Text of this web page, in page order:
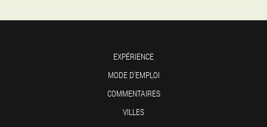
EXPÉRIENCE
MODE D'EMPLOI
COMMENTAIRES
VILLES